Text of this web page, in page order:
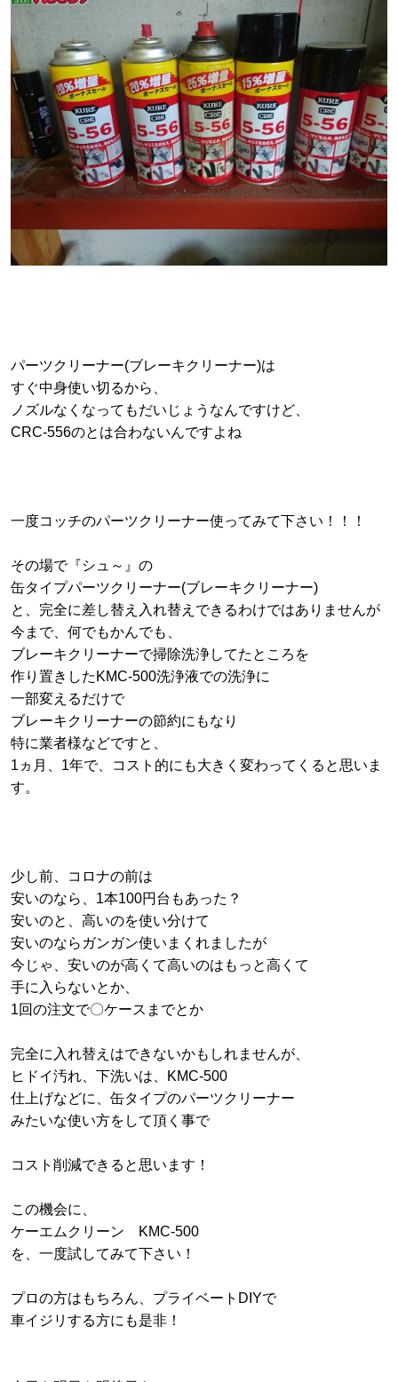
パーツクリーナー(ブレーキクリーナー)は
すぐ中身使い切るから、
ノズルなくなってもだいじょうなんですけど、
CRC-556のとは合わないんですよね
一度コッチのパーツクリーナー使ってみて下さい！！！
その場で『シュ～』の
缶タイプパーツクリーナー(ブレーキクリーナー)
と、完全に差し替え入れ替えできるわけではありませんが
今まで、何でもかんでも、
ブレーキクリーナーで掃除洗浄してたところを
作り置きしたKMC-500洗浄液での洗浄に
一部変えるだけで
ブレーキクリーナーの節約にもなり
特に業者様などですと、
1ヵ月、1年で、コスト的にも大きく変わってくると思いま
す。
少し前、コロナの前は
安いのなら、1本100円台もあった？
安いのと、高いのを使い分けて
安いのならガンガン使いまくれましたが
今じゃ、安いのが高くて高いのはもっと高くて
手に入らないとか、
1回の注文で〇ケースまでとか
完全に入れ替えはできないかもしれませんが、
ヒドイ汚れ、下洗いは、KMC-500
仕上げなどに、缶タイプのパーツクリーナー
みたいな使い方をして頂く事で
コスト削減できると思います！
この機会に、
ケーエムクリーン KMC-500
を、一度試してみて下さい！
プロの方はもちろん、プライベートDIYで
車イジリする方にも是非！